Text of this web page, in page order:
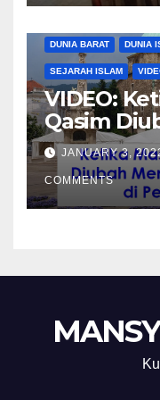
DUNIA BARAT DUNIA
SEJARAH ISLAM
VIDEO:
Qasim
Katolik di
JANUARY 3,
COMMENTS